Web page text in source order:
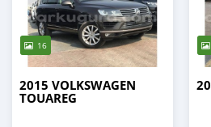
16
2015 VOLKSWAGEN
TOUAREG